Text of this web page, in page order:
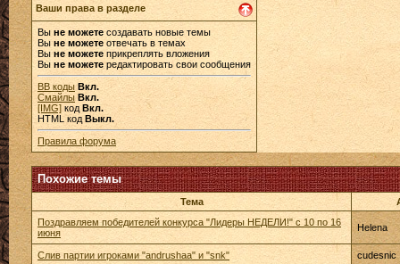
Ваши права в разделе
Вы не можете создавать новые темы
Выне можете отвечать в темах
Выне можете прикреплять вложения
Вы не можетередактировать свои сообщения
BB коды Вкл.
Смайлы Вкл.
[IMG] код Вкл.
HTML код Выкл.
Правила форума
Похожие темы
Тема
Поздравляем победителей конкурса "Лидеры НЕДЕЛИ!" с 10 по 16
июня
Helena
Слив партии игроками "andrushaa" и "snk" cudesnic